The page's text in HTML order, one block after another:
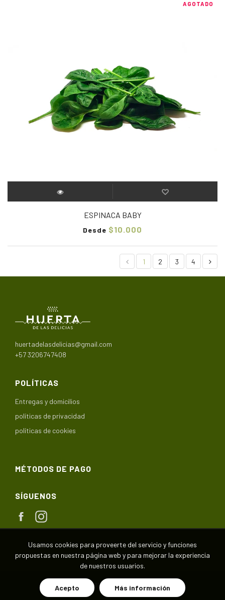
AGOTADO
ESPINACA BABY
Desde $10.000
1 2 3 4
huertadelasdelicias@gmail.com
+57 3206747408
POLÍTICAS
Entregas y domicilios
políticas de privacidad
políticas de cookies
MÉTODOS DE PAGO
SÍGUENOS
FacebookInstagram
Copyright © 2020, Huerta de las Delicias
Usamos cookies para proveerte del servicio y funciones
propuestas en nuestra página web y para mejorar la experiencia
de nuestros usuarios.
Acepto Más información